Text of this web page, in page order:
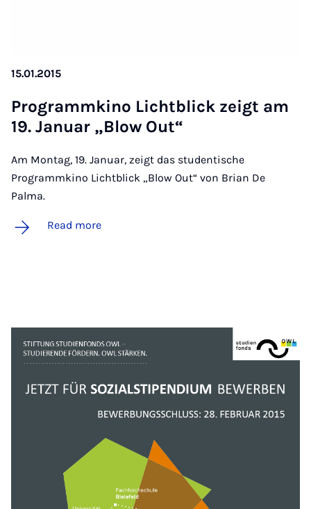
15.01.2015
Pro­gram­mkino Licht­blick zeigt am
19. Janu­ar „Blow Out“
Am Montag, 19. Januar, zeigt das studentische
Programmkino Lichtblick „Blow Out“ von Brian De
Palma.
Read more